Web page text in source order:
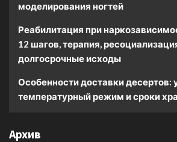
моделирования ногтей
Реабилитация при
12 шагов, терапия,
долгосрочные исходы
Особенности доставки десертов:
температурный режим и сроки
Архив